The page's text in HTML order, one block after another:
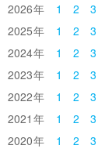
2026 1 2 3
2025
1 2 3
2024
1 2 3
2023
1 2 3
2022
1 2 3
2021
1 2 3
2020
1 2 3